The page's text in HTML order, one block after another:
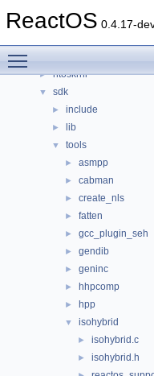
ReactOS 0.4.17-
► hal
► ntoskrnl
▼ sdk
► include
► lib
▼ tools
► asmpp
► cabman
► create_nls
► fatten
► gcc_plugin_seh
► gendib
► geninc
► hhpcomp
► hpp
▼ isohybrid
► isohybrid.c
► isohybrid.h